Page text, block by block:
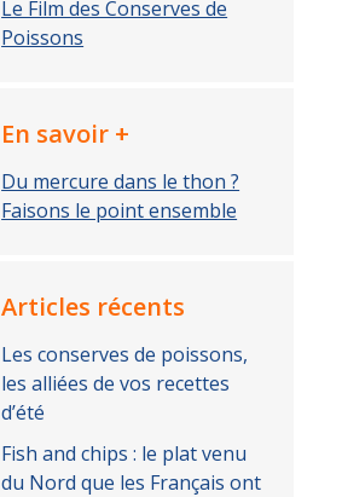
Le Film des Conserves de
Poissons
En savoir +
Du mercure dans le thon ?
Faisons le point ensemble
Articles récents
Les conserves de poissons,
les alliées de vos recettes
d’été
Fish and chips : le plat venu
du Nord que les Français ont